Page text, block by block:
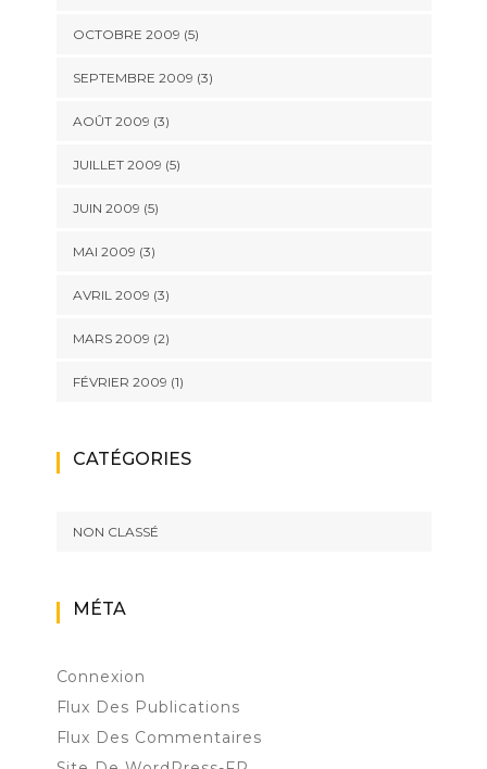
OCTOBRE 2009 (5)
SEPTEMBRE 2009 (3)
AOÛT 2009 (3)
JUILLET 2009 (5)
JUIN 2009 (5)
MAI 2009 (3)
AVRIL 2009 (3)
MARS 2009 (2)
FÉVRIER 2009 (1)
CATÉGORIES
NON CLASSÉ
MÉTA
Connexion
Flux Des Publications
Flux Des Commentaires